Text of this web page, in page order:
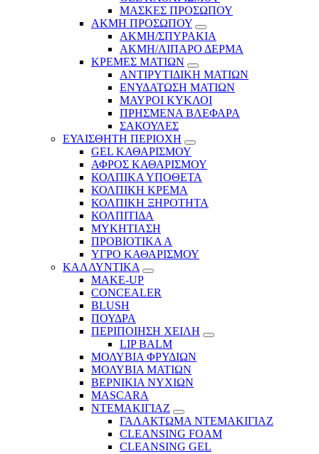
ΜΑΣΚΕΣ ΠΡΟΣΩΠΟΥ
ΑΚΜΗ ΠΡΟΣΩΠΟΥ
ΑΚΜΗ/ΣΠΥΡΑΚΙΑ
ΑΚΜΗ/ΛΙΠΑΡΟ ΔΕΡΜΑ
ΚΡΕΜΕΣ ΜΑΤΙΩΝ
ΑΝΤΙΡΥΤΙΔΙΚΗ ΜΑΤΙΩΝ
ΕΝΥΔΑΤΩΣΗ ΜΑΤΙΩΝ
ΜΑΥΡΟΙ ΚΥΚΛΟΙ
ΠΡΗΣΜΕΝΑ ΒΛΕΦΑΡΑ
ΣΑΚΟΥΛΕΣ
ΕΥΑΙΣΘΗΤΗ ΠΕΡΙΟΧΗ
GEL ΚΑΘΑΡΙΣΜΟΥ
ΑΦΡΟΣ ΚΑΘΑΡΙΣΜΟΥ
ΚΟΛΠΙΚΑ ΥΠΟΘΕΤΑ
ΚΟΛΠΙΚΗ ΚΡΕΜΑ
ΚΟΛΠΙΚΗ ΞΗΡΟΤΗΤΑ
ΚΟΛΠΙΤΙΔΑ
ΜΥΚΗΤΙΑΣΗ
ΠΡΟΒΙΟΤΙΚΑ Α
ΥΓΡΟ ΚΑΘΑΡΙΣΜΟΥ
ΚΑΛΛΥΝΤΙΚΑ
MAKE-UP
CONCEALER
BLUSH
ΠΟΥΔΡΑ
ΠΕΡΙΠΟΙΗΣΗ ΧΕΙΛΗ
LIP BALM
ΜΟΛΥΒΙΑ ΦΡΥΔΙΩΝ
ΜΟΛΥΒΙΑ ΜΑΤΙΩΝ
ΒΕΡΝΙΚΙΑ ΝΥΧΙΩΝ
MASCARA
ΝΤΕΜΑΚΙΓΙΑΖ
ΓΑΛΑΚΤΩΜΑ ΝΤΕΜΑΚΙΓΙΑΖ
CLEANSING FOAM
CLEANSING GEL